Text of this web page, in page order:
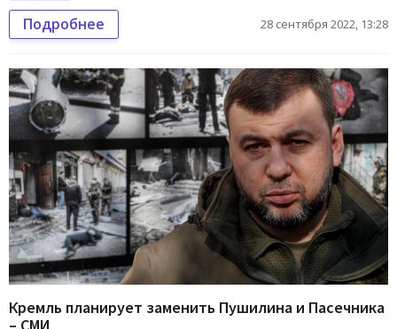
Подробнее 28 сентября 2022, 13:28
Кремль планирует заменить Пушилина и Пасечника